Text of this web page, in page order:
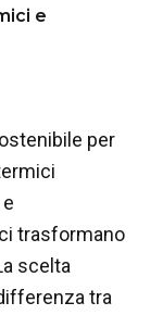
e
per
trasformano
scelta
tra